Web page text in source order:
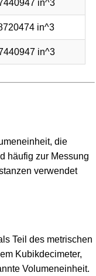
in^3
in^3
in^3
die
häufig zur Messung
verwendet
Teil des metrischen
Kubikdecimeter,
Volumeneinheit.